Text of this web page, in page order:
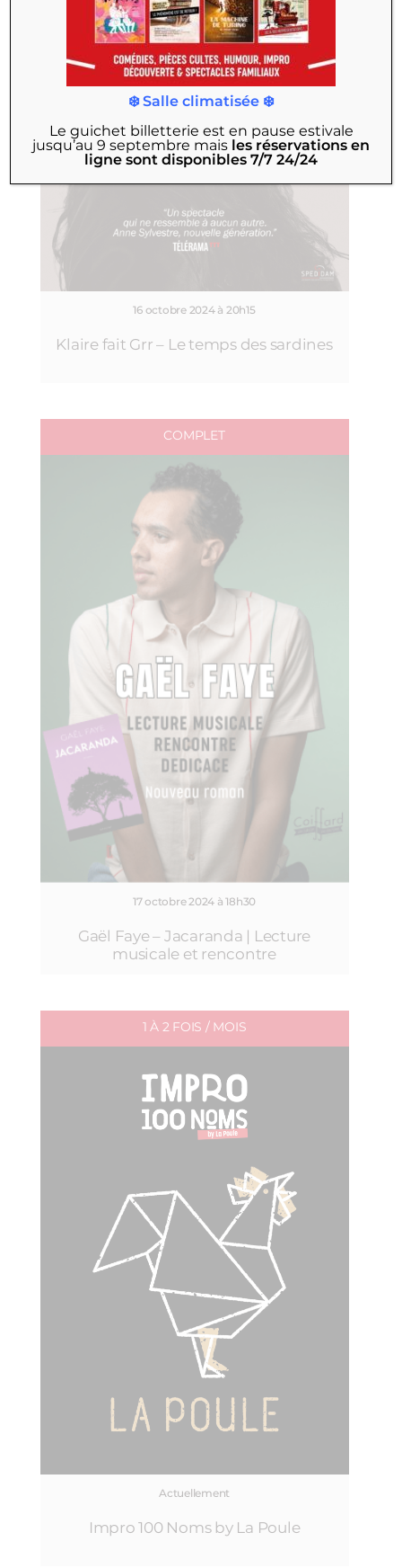
16 octobre 2024 à 20h15
Klaire fait Grr – Le temps des sardines
COMPLET
17 octobre 2024 à 18h30
Gaël Faye – Jacaranda | Lecture
musicale et rencontre
1 À 2 FOIS / MOIS
Actuellement
Impro 100 Noms by La Poule
❄️ Salle climatisée ❄️
Le guichet billetterie est en pause estivale
jusqu’au 9 septembre mais les réservations en
ligne sont disponibles 7/7 24/24